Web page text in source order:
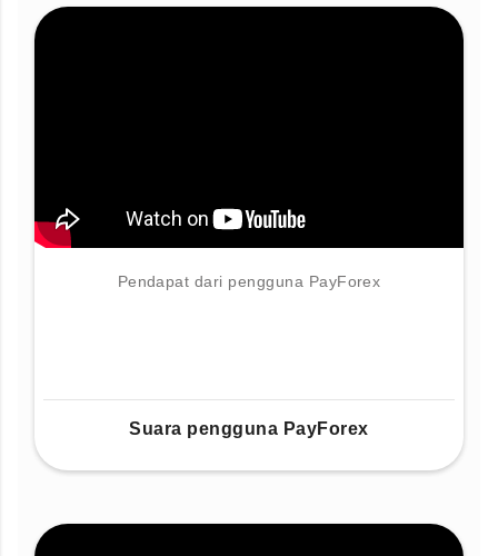
Pendapat dari pengguna PayForex
Suara pengguna PayForex